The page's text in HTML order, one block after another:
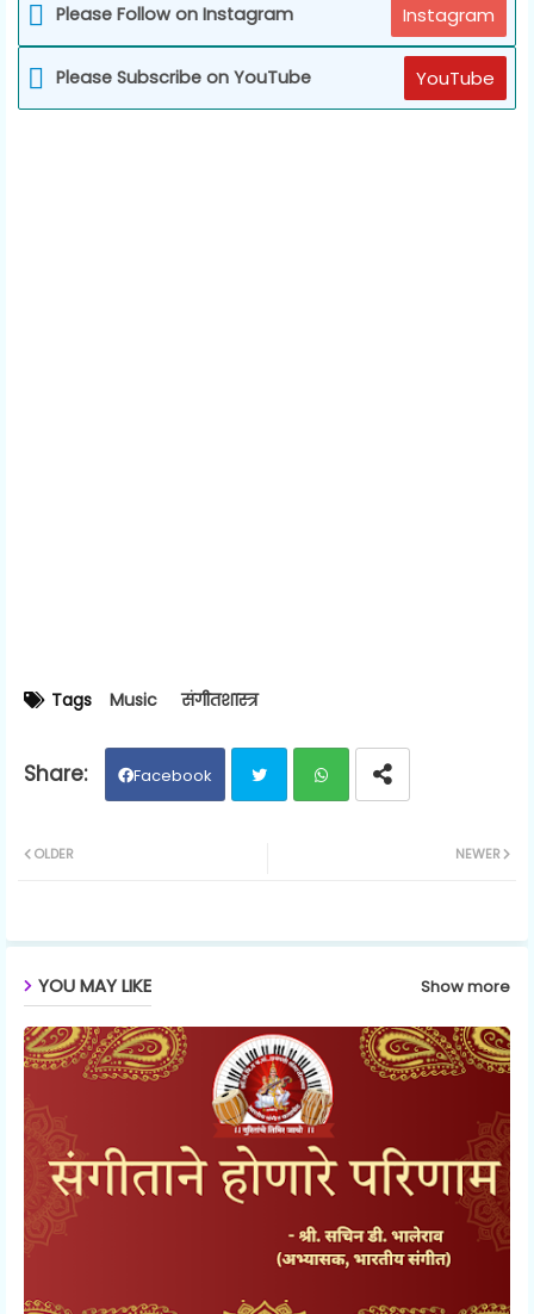
Please Follow on Instagram Instagram
Please Subscribe on YouTube YouTube
Tags Music संगीतशास्त्र
Facebook
ap
NEWER
OLDER
YOU MAY LIKE Show more